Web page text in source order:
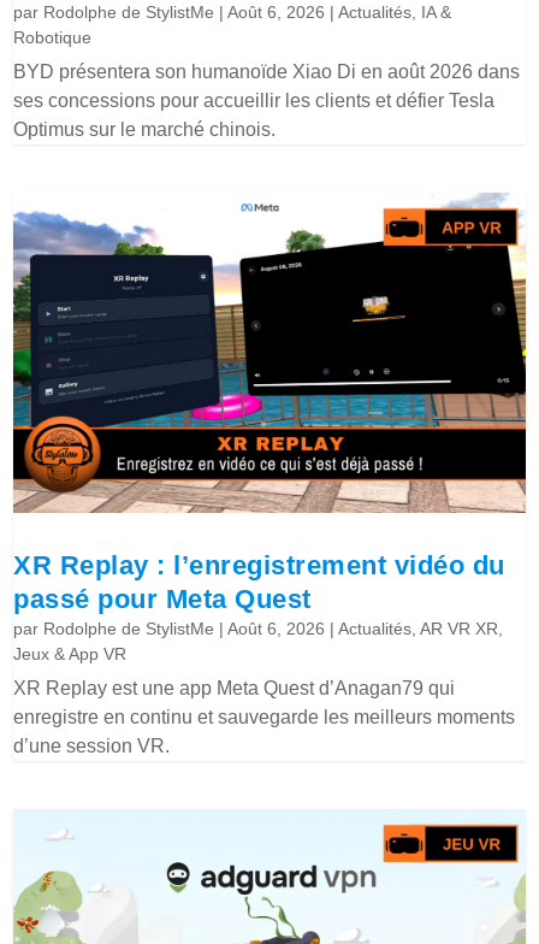
par Rodolphe de StylistMe |Août 6, 2026 |Actualités IA &
Robotique
BYD présentera son humanoïde Xiao Di en août 2026 dans
ses concessions pour accueillir les clients et défier Tesla
Optimus sur le marché chinois.
XR Replay : l’enregistrement vidéo du
passé pour Meta Quest
par Rodolphe de StylistMe |Août 6, 2026 |Actualités ,AR VR XR
Jeux & App VR
XR Replay est une app Meta Quest d’Anagan79 qui
enregistre en continu et sauvegarde les meilleurs moments
d’une session VR.